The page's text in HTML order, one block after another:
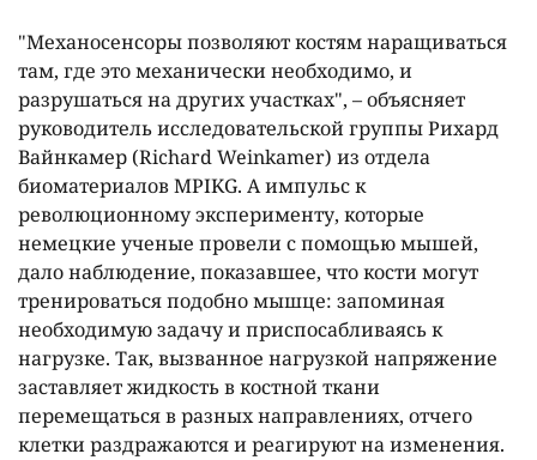
"Механосенсоры позволяют костям наращиваться
там, где это механически необходимо, и
разрушаться на других участках", – объясняет
руководитель исследовательской группы Рихард
Вайнкамер (Richard Weinkamer) из отдела
биоматериалов MPIKG. А импульс к
революционному эксперименту, которые
немецкие ученые провели с помощью мышей,
дало наблюдение, показавшее, что кости могут
тренироваться подобно мышце: запоминая
необходимую задачу и приспосабливаясь к
нагрузке. Так, вызванное нагрузкой напряжение
заставляет жидкость в костной ткани
перемещаться в разных направлениях, отчего
клетки раздражаются и реагируют на изменения.